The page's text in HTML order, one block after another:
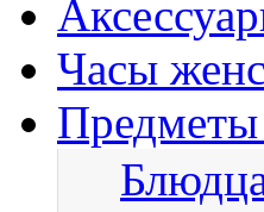
Часы
Предметы